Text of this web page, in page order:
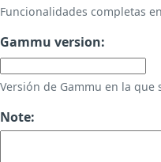
Funcionalidades completas
Gammu version:
Versión de Gammu en la
Note: